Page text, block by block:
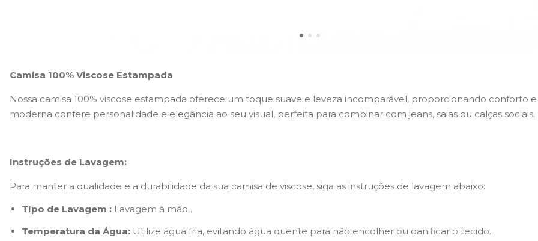
Camisa 100% Viscose Estampada
Nossa camisa 100% viscose estampada oferece um toque suave e leveza incomparável, proporcionando conforto
moderna confere personalidade e elegância ao seu visual, perfeita para combinar com jeans, saias ou calças sociais.
Instruções de Lavagem:
Para manter a qualidade e a durabilidade da sua camisa de viscose, siga as instruções de lavagem abaixo:
TIpo de Lavagem : Lavagem à mão .
Temperatura da Água: Utilize água fria, evitando água quente para não encolher ou danificar o tecido.